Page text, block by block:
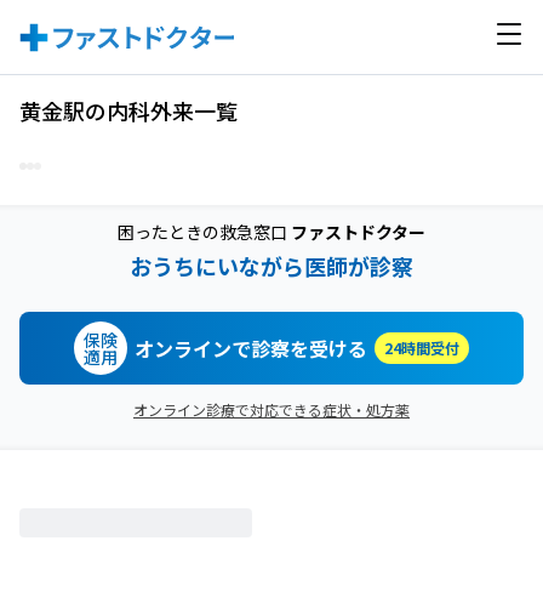
黄金駅の内科外来一覧
困ったときの救急窓口 ファストドクター
おうちにいながら医師が診察
保険
適用 オンラインで診察を受ける 24時間受付
オンライン診療で対応できる症状・処方薬